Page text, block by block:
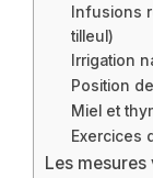
Infusions
tilleul)
Irrigation
Position
Miel et
Exercices
Les